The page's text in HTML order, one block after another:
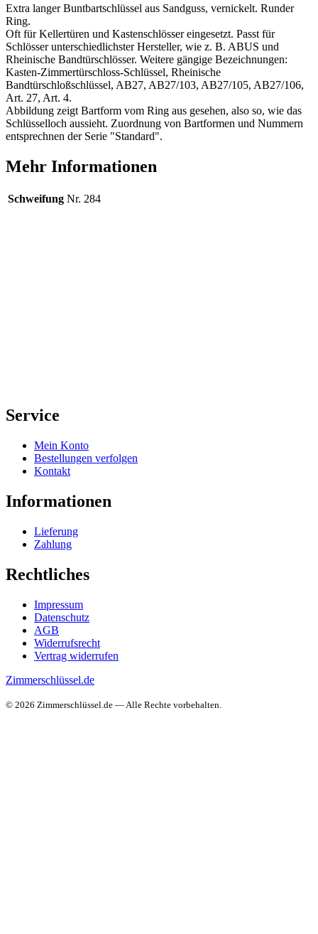
Extra langer Buntbartschlüssel aus Sandguss, vernickelt. Runder
Ring.
Oft für Kellertüren und Kastenschlösser eingesetzt. Passt für
Schlösser unterschiedlichster Hersteller, wie z. B. ABUS und
Rheinische Bandtürschlösser. Weitere gängige Bezeichnungen:
Kasten-Zimmertürschloss-Schlüssel, Rheinische
Bandtürschloßschlüssel, AB27, AB27/103, AB27/105, AB27/106,
Art. 27, Art. 4.
Abbildung zeigt Bartform vom Ring aus gesehen, also so, wie das
Schlüsselloch aussieht. Zuordnung von Bartformen und Nummern
entsprechnen der Serie "Standard".
Mehr Informationen
Schweifung Nr. 284
Service
Mein Konto
Bestellungen verfolgen
Kontakt
Informationen
Lieferung
Zahlung
Rechtliches
Impressum
Datenschutz
AGB
Widerrufsrecht
Vertrag widerrufen
Zimmerschlüssel.de
© 2026 Zimmerschlüssel.de — Alle Rechte vorbehalten.